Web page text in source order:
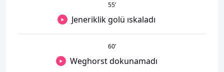
55’
Jeneriklik golü ıskaladı
60’
Weghorst dokunamadı